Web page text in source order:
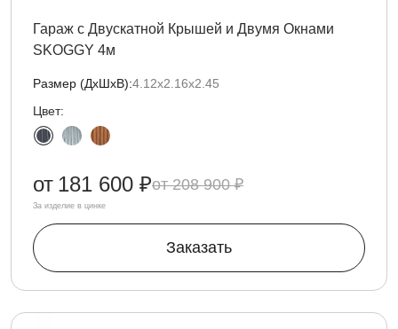
Гараж с Двускатной Крышей и Двумя Окнами
SKOGGY 4м
Размер (ДxШxВ):4.12х2.16х2.45
Цвет:
208 900 ₽
от 181 600 ₽
За изделие в цинке
Заказать